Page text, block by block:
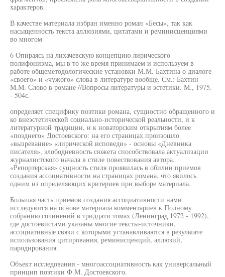
характеров.
В качестве материала избран именно роман «Бесы», так как
насыщенность текста аллюзиями, цитатами и реминисценциями
во многом
6 Опираясь на лихачевскую концепцию лирического
полифонизма, мы в то же время принимаем и используем в
работе общеметодологические установки М.М. Бахтина о диалоге
«своего» и «чужого» слова в литературе вообще. См.: Бахтин
М.М. Слово в романе //Вопросы литературы и эстетики. М., 1975.
- 504с.
определяет специфику поэтики романа, сущностно обращенного и
ко внеэстетической социально-исторической реальности, и к
литературной традиции, и к новаторским открытиям более
«позднего» Достоевского: на его страницах произошло
«вызревание» «лирической исповеди» - основы «Дневника
писателя», злободневность сюжета способствовала актуализации
журналистского начала в стиле повествования автора.
«Репортерская» сущность стиля проявилась в обилии приемов
создания ассоциативности на страницах романа, что явилось
одним из определяющих критериев при выборе материала.
Большая часть приемов создания ассоциативности нами
исследуются на основе материала комментариев к Полному
собранию сочинений в тридцати томах (Ленинград 1972 - 1992),
где достоевистами указаны многие тексты-источники,
ассоциативные связи с которыми устанавливаются в результате
использования цитирования, реминисценций, аллюзий,
пародирования.
Объект исследования - многоассоциативность как универсальный
принцип поэтики Ф.М. Достоевского.